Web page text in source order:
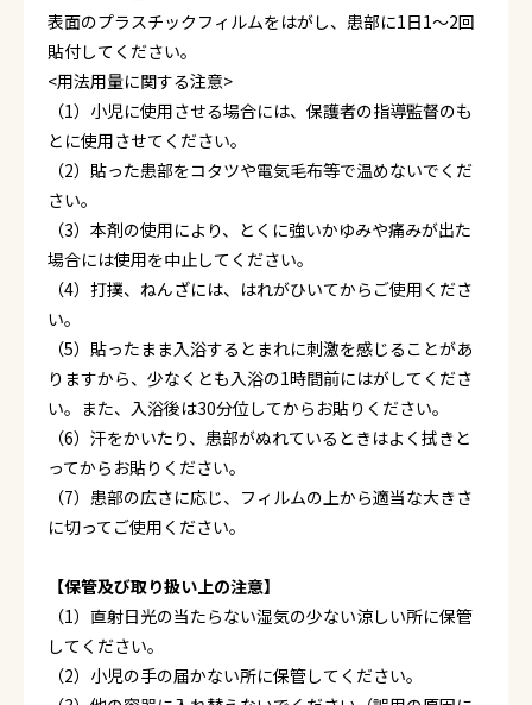
表面のプラスチックフィルムをはがし、患部に1日1～2回
貼付してください。
<用法用量に関する注意>
（1）小児に使用させる場合には、保護者の指導監督のも
とに使用させてください。
（2）貼った患部をコタツや電気毛布等で温めないでくだ
さい。
（3）本剤の使用により、とくに強いかゆみや痛みが出た
場合には使用を中止してください。
（4）打撲、ねんざには、はれがひいてからご使用くださ
い。
（5）貼ったまま入浴するとまれに刺激を感じることがあ
りますから、少なくとも入浴の1時間前にはがしてくださ
い。また、入浴後は30分位してからお貼りください。
（6）汗をかいたり、患部がぬれているときはよく拭きと
ってからお貼りください。
（7）患部の広さに応じ、フィルムの上から適当な大きさ
に切ってご使用ください。
【保管及び取り扱い上の注意】
（1）直射日光の当たらない湿気の少ない涼しい所に保管
してください。
（2）小児の手の届かない所に保管してください。